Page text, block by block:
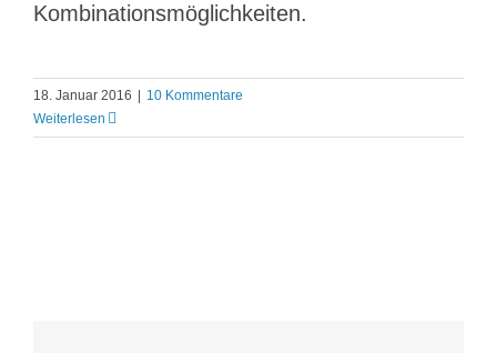
Kombinationsmöglichkeiten.
18. Januar 2016
10 Kommentare
Weiterlesen